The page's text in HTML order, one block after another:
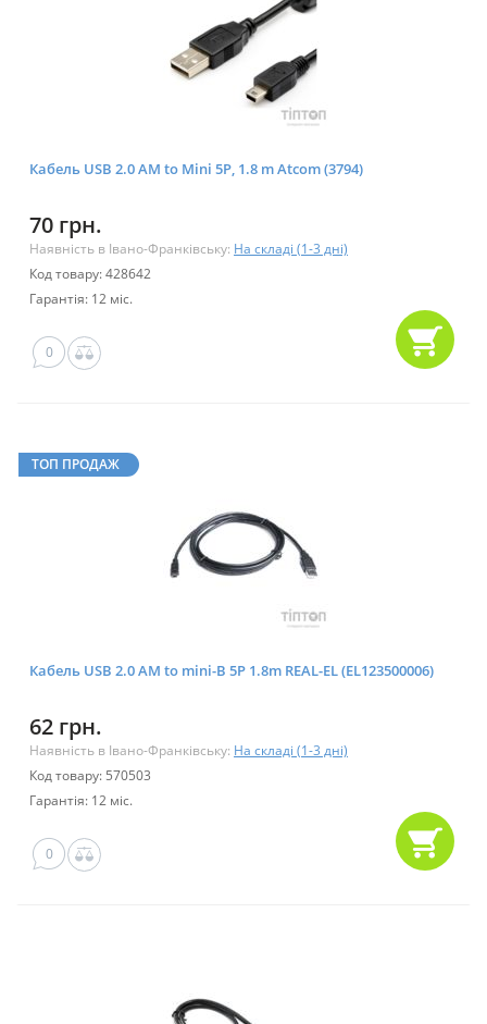
Кабель USB 2.0 AM to Mini 5P, 1.8 m Atcom (3794)
70 грн.
Наявність в Івано-Франківську: На складі (1-3 дні)
Код товару: 428642
Гарантія: 12 міс.
0
ТОП ПРОДАЖ
Кабель USB 2.0 AM to mini-B 5P 1.8m REAL-EL (EL123500006)
62 грн.
Наявність в Івано-Франківську: На складі (1-3 дні)
Код товару: 570503
Гарантія: 12 міс.
0